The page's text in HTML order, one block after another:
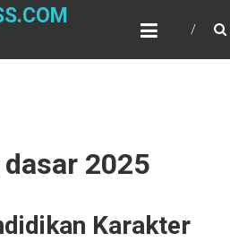
2025
Karakter